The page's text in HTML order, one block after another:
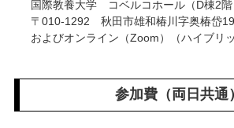
国際教養大学 コベルコホール（D棟2階
〒010-1292 秋田市雄和椿川字奥椿岱
およびオンライン（Zoom）（ハイブリッ
参加費（両日共通）